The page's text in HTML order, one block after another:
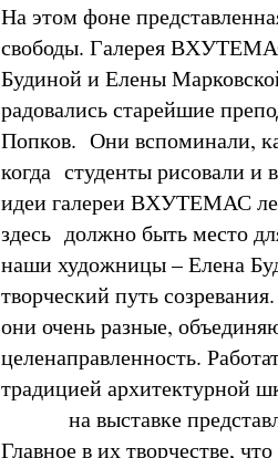
На этом фоне
свободы. Галерея
Будиной и Елены
радовались старейшие
Попков. Они вспоминали,
когда студенты рисовали и
идеи галереи ВХУТЕМАС
здесь должно быть место
наши художницы – Елена
творческий путь
они очень разные,
целенаправленность.
традицией архитектурной
на выставке
Главное в их творчестве,